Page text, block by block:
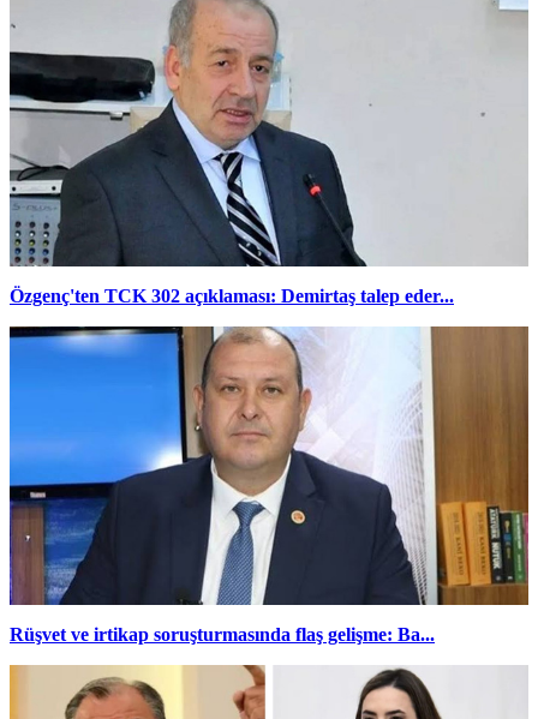
Özgenç'ten TCK 302 açıklaması: Demirtaş talep eder...
Rüşvet ve irtikap soruşturmasında flaş gelişme: Ba...